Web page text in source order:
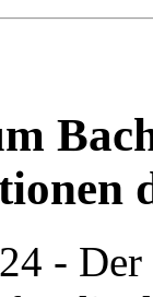
-